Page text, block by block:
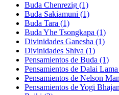
Buda Chenrezig (1)
Buda Sakiamuni (1)
Buda Tara (1)
Buda Yhe Tsongkapa (1)
Divinidades Ganesha (1)
Divinidades Shiva (1)
Pensamientos de Buda (1)
Pensamientos de Dalai Lama
Pensamientos de Nelson
Pensamientos de Yogi Bhajan